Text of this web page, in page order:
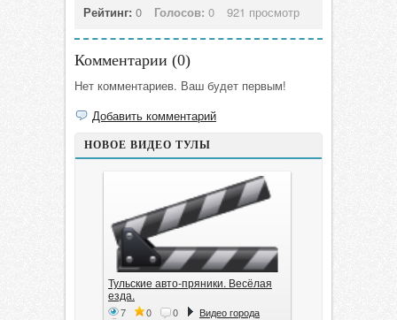
Рейтинг: 0 Голосов: 0 921 просмотр
Комментарии (0)
Нет комментариев. Ваш будет первым!
Добавить комментарий
НОВОЕ ВИДЕО ТУЛЫ
Тульские авто-пряники. Весёлая
езда.
7 0 0
Видео города